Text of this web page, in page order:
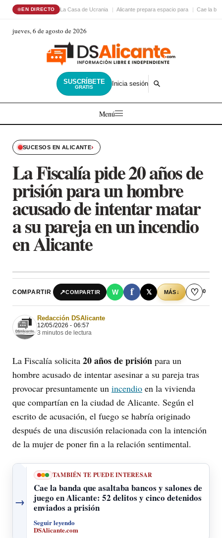
EN DIRECTO La Casa de Ucrania Alicante prepara espacio para Cae la
jueves, 6 de agosto de 2026
SUSCRÍBETE
GRATIS Inicia sesión
Menú
SUCESOS EN ALICANTE›
La Fiscalía pide 20 años de
prisión para un hombre
acusado de intentar matar
a su pareja en un incendio
en Alicante
COMPARTIR ↗COMPARTIR W f 𝕏 MÁS↓ ♡ 0
Redacción DSAlicante
12/05/2026 - 06:57
3 minutos de lectura
La Fiscalía solicita 20 años de prisión para un
hombre acusado de intentar asesinar a su pareja tras
provocar presuntamente un incendio en la vivienda
que compartían en la ciudad de Alicante. Según el
escrito de acusación, el fuego se habría originado
después de una discusión relacionada con la intención
de la mujer de poner fin a la relación sentimental.
→
TAMBIÉN TE PUEDE INTERESAR
Cae la banda que asaltaba bancos y salones de
juego en Alicante: 52 delitos y cinco detenidos
enviados a prisión
Seguir leyendo
DSAlicante.com